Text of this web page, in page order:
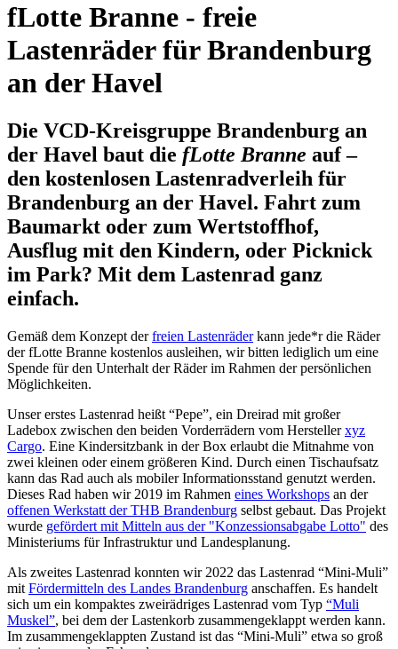
fLotte Branne - freie
Lastenräder für Brandenburg
an der Havel
Die VCD-Kreisgruppe Brandenburg an
der Havel baut die fLotte Branne auf –
den kostenlosen Lastenradverleih für
Brandenburg an der Havel. Fahrt zum
Baumarkt oder zum Wertstoffhof,
Ausflug mit den Kindern, oder Picknick
im Park? Mit dem Lastenrad ganz
einfach.
Gemäß dem Konzept derfreien Lastenräderkann jede*r die Räder
der fLotte Branne kostenlos ausleihen, wir bitten lediglich um eine
Spende für den Unterhalt der Räder im Rahmen der persönlichen
Möglichkeiten.
Unser erstes Lastenrad heißt “Pepe”, ein Dreirad mit großer
Ladebox zwischen den beiden Vorderrädern vom Herstellerxyz
Cargo. Eine Kindersitzbank in der Box erlaubt die Mitnahme von
zwei kleinen oder einem größeren Kind. Durch einen Tischaufsatz
kann das Rad auch als mobiler Informationsstand genutzt werden.
Dieses Rad haben wir 2019 im Rahmen eines Workshops an der
offenen Werkstatt der THB Brandenburg selbst gebaut. Das Projekt
wurde gefördert mit Mitteln aus der "Konzessionsabgabe Lotto" des
Ministeriums für Infrastruktur und Landesplanung.
Als zweites Lastenrad konnten wir 2022 das Lastenrad “Mini-Muli”
mit Fördermitteln des Landes Brandenburg anschaffen. Es handelt
sich um ein kompaktes zweirädriges Lastenrad vom Typ “Muli
Muskel”, bei dem der Lastenkorb zusammengeklappt werden kann.
Im zusammengeklappten Zustand ist das “Mini-Muli” etwa so groß